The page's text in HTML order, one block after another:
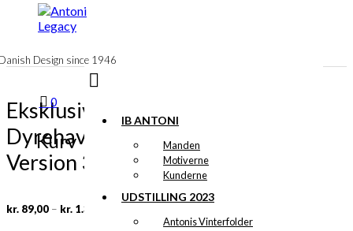
indhold
Design since 1946
IB ANTONI
Manden
Motiverne
Kunderne
UDSTILLING 2023
Antonis Vinterfolder
0
Kurv
Eksklusivt print:
Dyrehavsbakken
Version 3
kr. 89,00 – kr. 1.399,00
Prisinterval:
kr. 89,00